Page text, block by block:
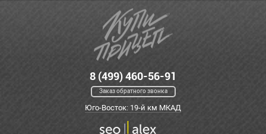
8 (499) 460-56-91
Заказ обратного звонка
Юго-Восток: 19-й км МКАД